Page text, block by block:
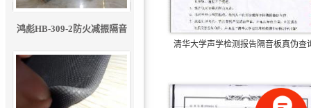
鸿彪HB-309-2防火减振隔音
板
清华大学声学检测报告隔音板真伪查